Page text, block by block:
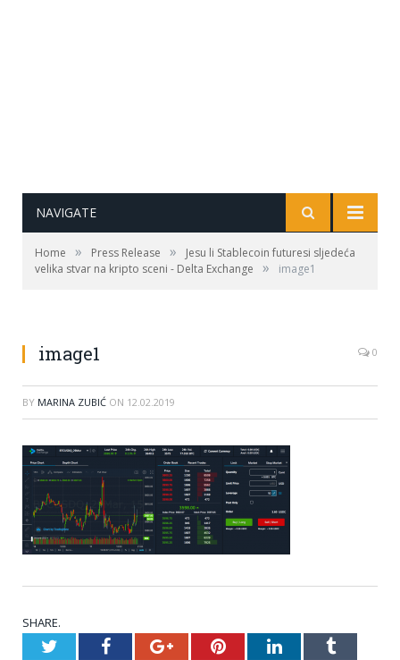
NAVIGATE
Home » Press Release »
Jesu li Stablecoin futuresi sljedeća
velika stvar na kripto sceni - Delta Exchange
» image1
image1 0
BY MARINA ZUBIĆ ON 12.02.2019
SHARE.
TwitterFacebookGoogle+PinterestLinkedInTumblr